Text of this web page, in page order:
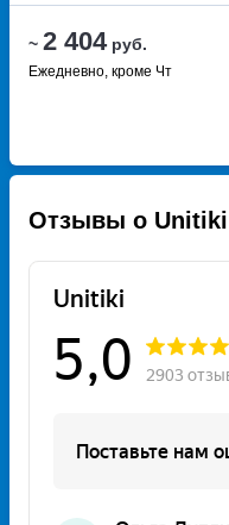
~ 2 404руб.
Ежедневно, кроме Чт
Отзывы о Unitiki